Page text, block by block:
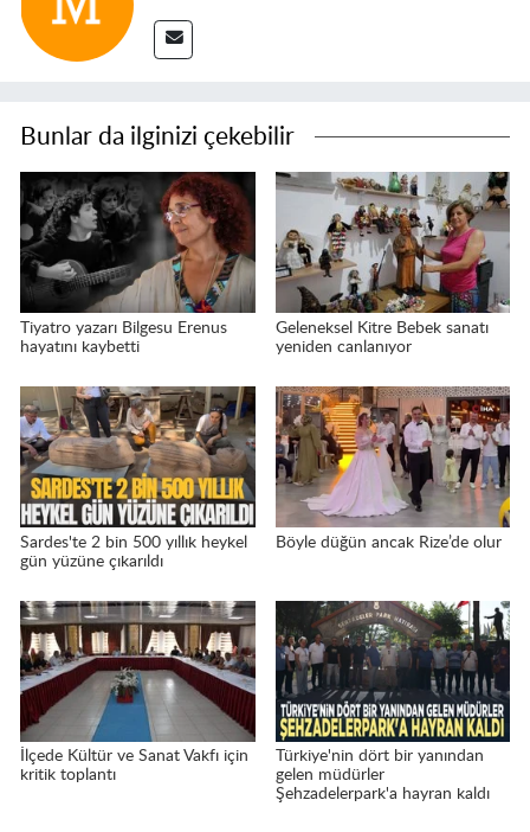
Bunlar da ilginizi çekebilir
Tiyatro yazarı Bilgesu Erenus
hayatını kaybetti
Geleneksel Kitre Bebek sanatı
yeniden canlanıyor
Sardes'te 2 bin 500 yıllık heykel
gün yüzüne çıkarıldı
Böyle düğün ancak Rize’de olur
İlçede Kültür ve Sanat Vakfı için
kritik toplantı
Türkiye'nin dört bir yanından
gelen müdürler
Şehzadelerpark'a hayran kaldı